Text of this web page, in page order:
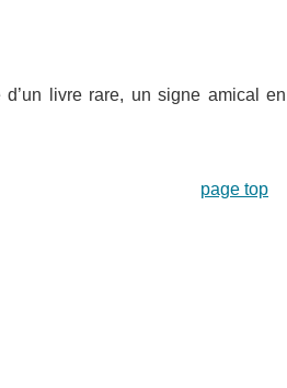
livre rare, un signe amical en
page top